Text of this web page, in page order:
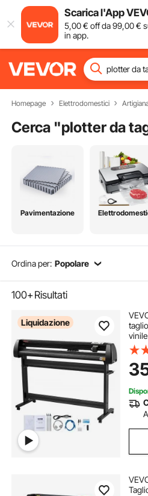
Scarica l'App
5,00€ off da99,00€
in app.
Homepage Elettrodomestici
Cerca "plotter da
Pavimentazione
Ordina per: Popolare
100+Risultati
Liquidazione